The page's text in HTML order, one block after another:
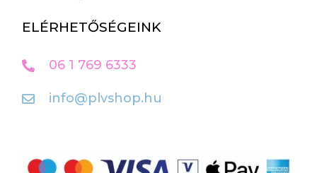
ELÉRHETŐSÉGEINK
06 1 769 6333
info@plvshop.hu